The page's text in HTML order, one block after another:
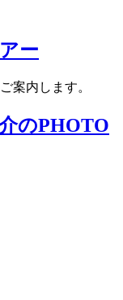
案内します。